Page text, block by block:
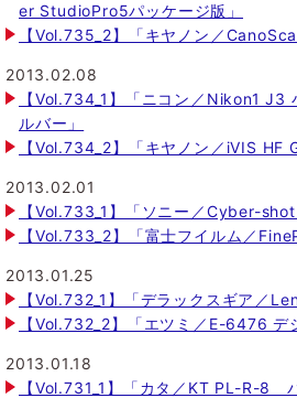
er StudioPro5パッケージ版」
【Vol.735_2】「キヤノン／
2013.02.08
【Vol.734_1】「ニコン／Nikon1 J3
ルバー」
【Vol.734_2】「キヤノン／iVIS HF
2013.02.01
【Vol.733_1】「ソニー／Cyber-
【Vol.733_2】「富士フイルム／
2013.01.25
【Vol.732_1】「デラックスギア／
【Vol.732_2】「エツミ／E-6476 デ
2013.01.18
【Vol.731_1】「カタ／KT PL-R-8